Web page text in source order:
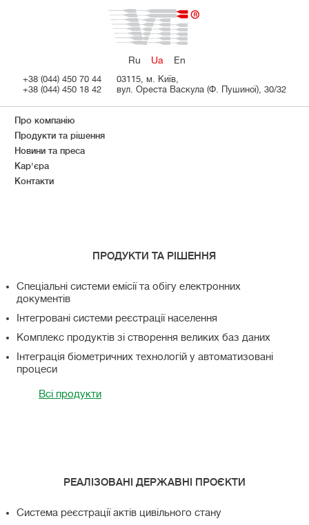
Ru Ua En
+38 (044) 450 70 44
+38 (044) 450 18 42
03115, м. Київ,
вул. Ореста Васкула (Ф. Пушиної), 30/32
Про компанію
Продукти та рішення
Новини та преса
Кар'єра
Контакти
ПРОДУКТИ ТА РІШЕННЯ
Спеціальні системи емісії та обігу електронних
документів
Інтегровані системи реєстрації населення
Комплекс продуктів зі створення великих баз даних
Інтеграція біометричних технологій у автоматизовані
процеси
Всі продукти
РЕАЛІЗОВАНІ ДЕРЖАВНІ ПРОЄКТИ
Система реєстрації актів цивільного стану